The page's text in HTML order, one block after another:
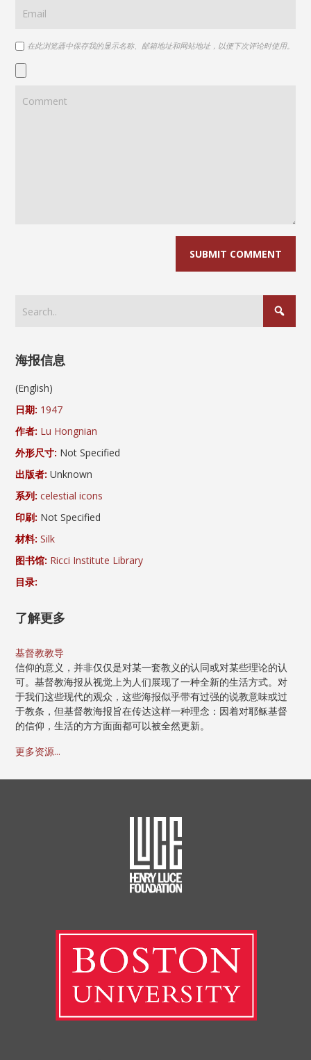
在此浏览器中保存我的显示名称、邮箱地址和网站地址，以便下次评论时使用。
海报信息
(English)
日期: 1947
作者: Lu Hongnian
外形尺寸: Not Specified
出版者: Unknown
系列: celestial icons
印刷: Not Specified
材料: Silk
图书馆: Ricci Institute Library
目录:
了解更多
基督教教导
信仰的意义，并非仅仅是对某一套教义的认同或对某些理论的认
可。基督教海报从视觉上为人们展现了一种全新的生活方式。对
于我们这些现代的观众，这些海报似乎带有过强的说教意味或过
于教条，但基督教海报旨在传达这样一种理念：因着对耶稣基督
的信仰，生活的方方面面都可以被全然更新。
更多资源...